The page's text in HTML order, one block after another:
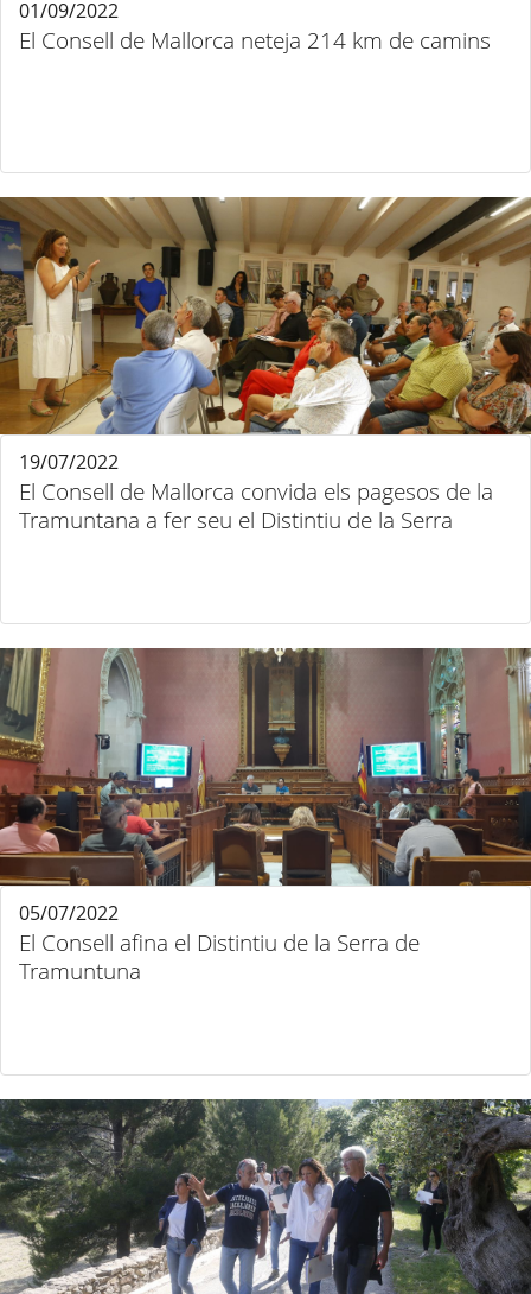
El Consell de Mallorca neteja 214 km de camins
01/09/2022
El Consell de Mallorca convida els pagesos de la
Tramuntana a fer seu el Distintiu de la Serra
19/07/2022
El Consell afina el Distintiu de la Serra de
Tramuntuna
05/07/2022